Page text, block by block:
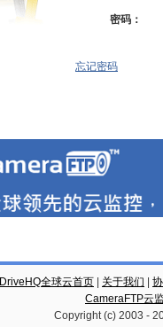
密码：
忘记密码
DriveHQ全球云首页 关于我们
CameraFTP云
Copyright (c) 2003 -